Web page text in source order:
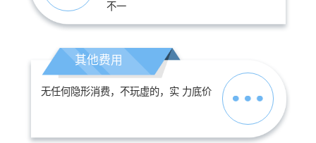
不一
其他费用
无任何隐形消费，不玩虚的，实 力底价